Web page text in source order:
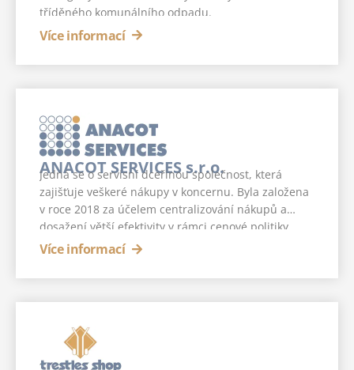
tříděného komunálního odpadu.
Více informací
ANACOT SERVICES s.r.o.
Jedná se o servisní dceřinou společnost, která
zajišťuje veškeré nákupy v koncernu. Byla založena
v roce 2018 za účelem centralizování nákupů a
dosažení větší efektivity v rámci cenové politiky
stávajících dodavatelů v jednotlivých firmách.
Více informací